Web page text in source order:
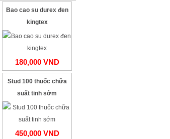
Bao cao su durex đen
kingtex
180,000 VND
Stud 100 thuốc chữa
suất tinh sớm
450,000 VND